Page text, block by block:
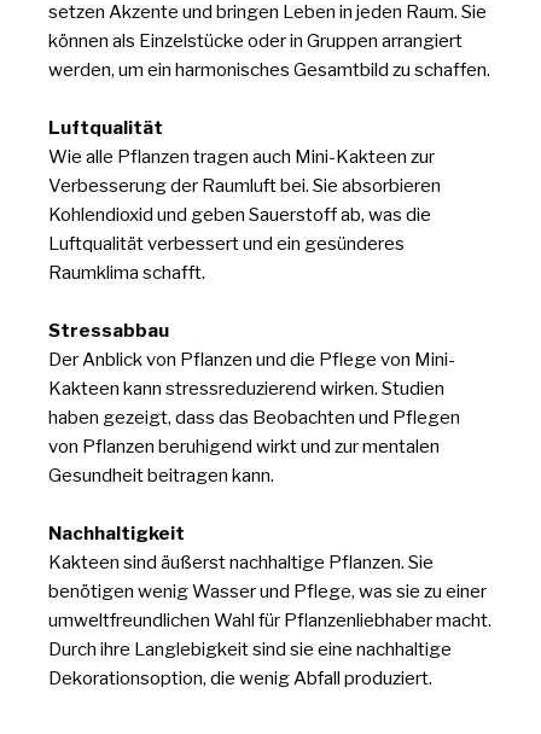
setzen Akzente und bringen Leben in jeden Raum. Sie
können als Einzelstücke oder in Gruppen arrangiert
werden, um ein harmonisches Gesamtbild zu schaffen.
Luftqualität
Wie alle Pflanzen tragen auch Mini-Kakteen zur
Verbesserung der Raumluft bei. Sie absorbieren
Kohlendioxid und geben Sauerstoff ab, was die
Luftqualität verbessert und ein gesünderes
Raumklima schafft.
Stressabbau
Der Anblick von Pflanzen und die Pflege von Mini-
Kakteen kann stressreduzierend wirken. Studien
haben gezeigt, dass das Beobachten und Pflegen
von Pflanzen beruhigend wirkt und zur mentalen
Gesundheit beitragen kann.
Nachhaltigkeit
Kakteen sind äußerst nachhaltige Pflanzen. Sie
benötigen wenig Wasser und Pflege, was sie zu einer
umweltfreundlichen Wahl für Pflanzenliebhaber macht.
Durch ihre Langlebigkeit sind sie eine nachhaltige
Dekorationsoption, die wenig Abfall produziert.